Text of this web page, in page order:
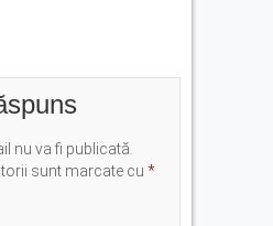
nu va fi publicată.
sunt marcate cu *